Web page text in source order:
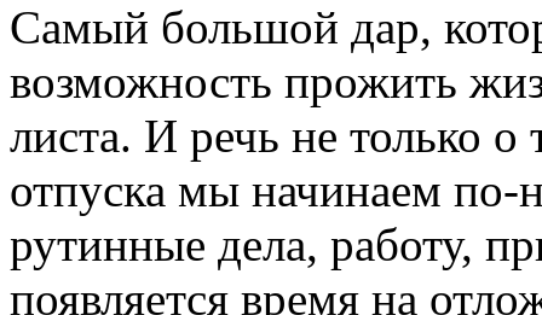
Самый большой дар,
возможность прожить
листа. И речь не только
отпуска мы начинаем по-
рутинные дела, работу,
появляется время на